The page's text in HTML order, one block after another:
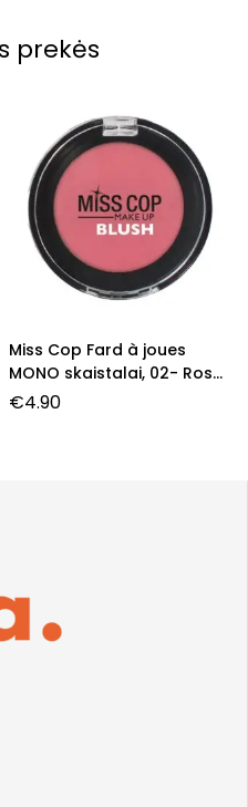
prekės
Miss Cop Fard à joues
MONO skaistalai, 02- Rose,
3,2 g.
€4.90